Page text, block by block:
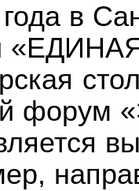
в
форум